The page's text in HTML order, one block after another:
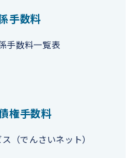
手数料
手数料一覧表
権手数料
（でんさいネット）